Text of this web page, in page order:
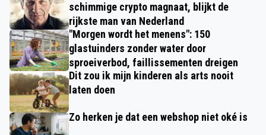
schimmige crypto magnaat, blijkt de
rijkste man van Nederland
"Morgen wordt het menens": 150
glastuinders zonder water door
sproeiverbod, faillissementen dreigen
Dit zou ik mijn kinderen als arts nooit
laten doen
Zo herken je dat een webshop niet oké is